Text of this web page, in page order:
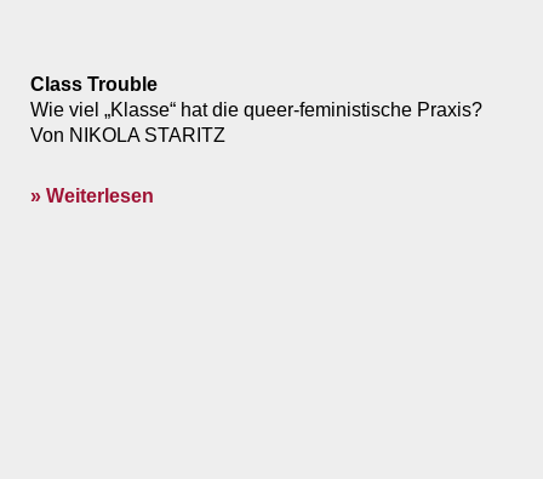
Class Trouble
Wie viel „Klasse“ hat die queer-feministische Praxis?
Von NIKOLA STARITZ
» Weiterlesen